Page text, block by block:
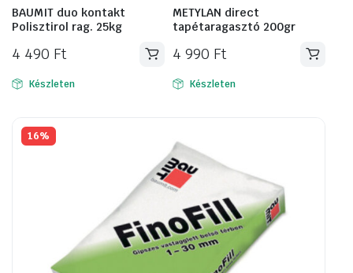
BAUMIT duo kontakt
Polisztirol rag. 25kg
4 490 Ft
Készleten
METYLAN direct
tapétaragasztó 200gr
4 990 Ft
Készleten
16%